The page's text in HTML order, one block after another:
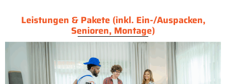
Leistungen & Pakete (inkl. Ein-/Auspacken,
Senioren, Montage)